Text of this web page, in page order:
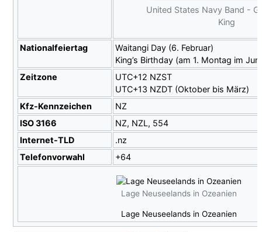
United States Navy Band -
King
Nationalfeiertag
Waitangi Day (6. Februar)
King’s Birthday (am 1. Montag im
Zeitzone
UTC+12 NZST
UTC+13 NZDT (Oktober bis März)
Kfz-Kennzeichen
NZ
ISO 3166
NZ, NZL, 554
Internet-TLD
.nz
Telefonvorwahl
+64
Lage Neuseelands in Ozeanien
Lage Neuseelands in Ozeanien